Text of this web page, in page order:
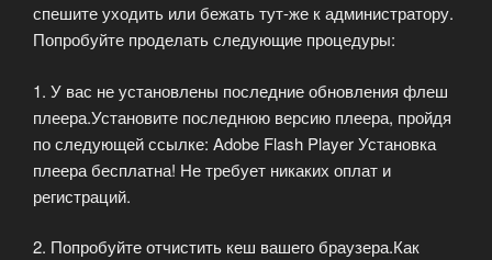
спешите уходить или бежать тут-же к администратору.
Попробуйте проделать следующие процедуры:
1. У вас не установлены последние обновления флеш
плеера.Установите последнюю версию плеера, пройдя
по следующей ссылке: Adobe Flash Player Установка
плеера бесплатна! Не требует никаких оплат и
регистраций.
2. Попробуйте отчистить кеш вашего браузера.Как